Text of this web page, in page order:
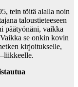
tein töitä alalla noin
taloustieteeseen
päätyönäni, vaikka
se onkin kovin
kirjoitukselle,
–liikkeelle.